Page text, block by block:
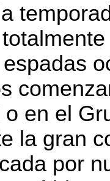
en el
la gran
por